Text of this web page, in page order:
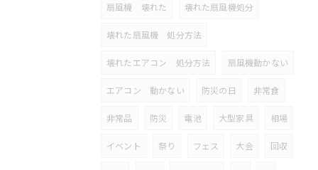
扇風機 壊れた 壊れた扇風機処分
壊れた扇風機 処分方法
壊れたエアコン 処分方法 扇風機動かない
エアコン 動かない 防災の日 非常食
非常品 防災 電池 大型家具 相場
イベント 祭り フェス 大会 回収